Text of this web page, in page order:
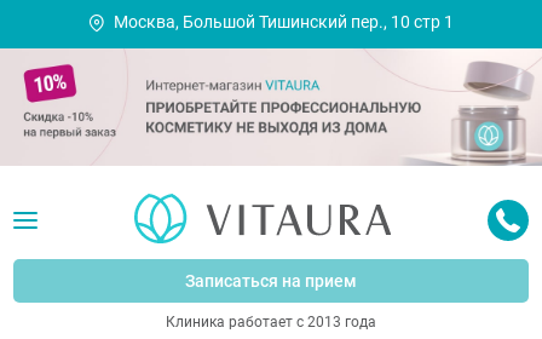
Москва, Большой Тишинский пер., 10 стр 1
Записаться на прием
Клиника работает с 2013 года